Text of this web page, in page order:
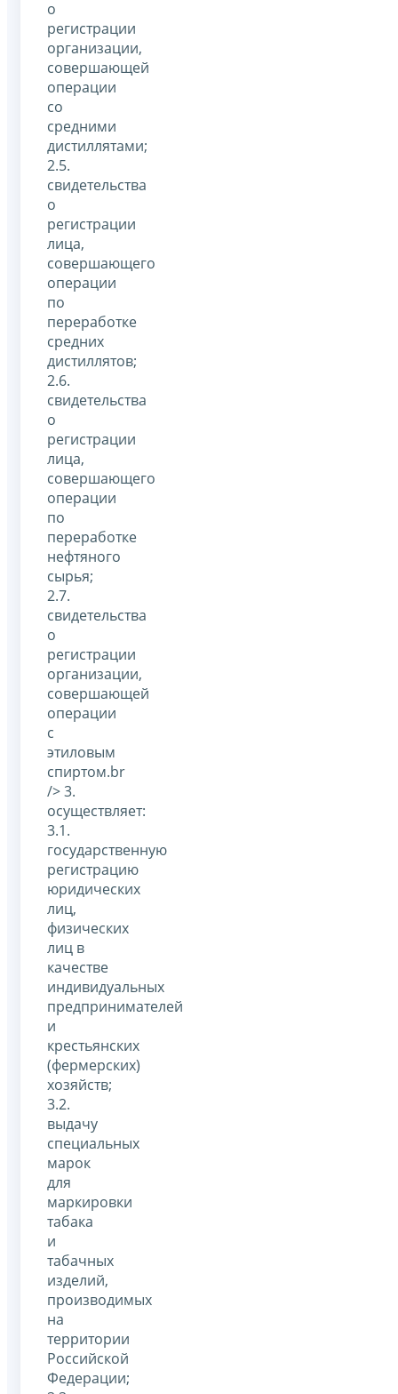
о
регистрации
организации,
совершающей
операции
со
средними
дистиллятами;
2.5.
свидетельства
о
регистрации
лица,
совершающего
операции
по
переработке
средних
дистиллятов;
2.6.
свидетельства
о
регистрации
лица,
совершающего
операции
по
переработке
нефтяного
сырья;
2.7.
свидетельства
о
регистрации
организации,
совершающей
операции
с
этиловым
спиртом.br
/> 3.
осуществляет:
3.1.
государственную
регистрацию
юридических
лиц,
физических
лиц в
качестве
индивидуальных
предпринимателей
и
крестьянских
(фермерских)
хозяйств;
3.2.
выдачу
специальных
марок
для
маркировки
табака
и
табачных
изделий,
производимых
на
территории
Российской
Федерации;